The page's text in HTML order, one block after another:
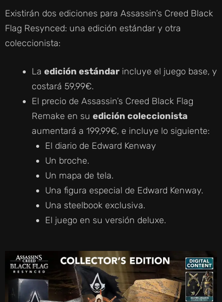
Existirán dos ediciones para Assassin’s Creed Black
Flag Resynced: una edición estándar y otra
coleccionista:
La edición estándar incluye el juego base, y
costará 59,99€.
El precio de Assassin’s Creed Black Flag
Remake en su edición coleccionista
aumentará a 199,99€, e incluye lo siguiente:
El diario de Edward Kenway
Un broche.
Un mapa de tela.
Una figura especial de Edward Kenway.
Una steelbook exclusiva.
El juego en su versión deluxe.